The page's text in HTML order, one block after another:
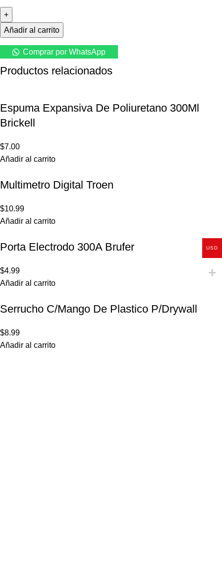
Añadir al carrito
Comprar por WhatsApp
Productos relacionados
Espuma Expansiva De Poliuretano 300Ml
Brickell
$7.00
Añadir al carrito
Multimetro Digital Troen
$10.99
Añadir al carrito
Porta Electrodo 300A Brufer
$4.99
Añadir al carrito
Serrucho C/Mango De Plastico P/Drywall
$8.99
Añadir al carrito
USD